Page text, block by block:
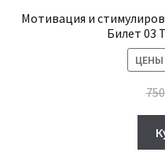
Мотивация и
Билет 03
750